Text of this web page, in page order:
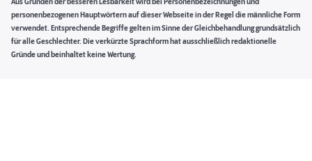
Aus Gründen der besseren Lesbarkeit wird bei Personenbezeichnungen und
personenbezogenen Hauptwörtern auf dieser Webseite in der Regel die männliche Form
verwendet. Entsprechende Begriffe gelten im Sinne der Gleichbehandlung grundsätzlich
für alle Geschlechter. Die verkürzte Sprachform hat ausschließlich redaktionelle
Gründe und beinhaltet keine Wertung.